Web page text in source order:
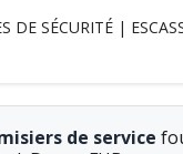
DE SÉCURITÉ |
de service